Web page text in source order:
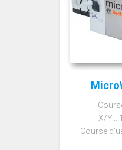
X/
Course